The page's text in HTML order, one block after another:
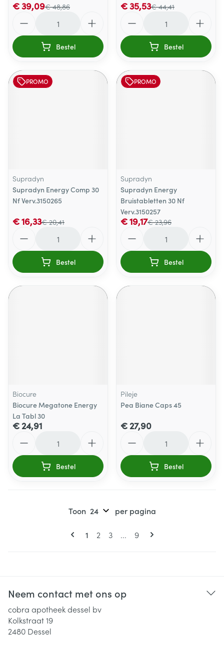
€ 48,86
€ 39,09
Bestel
€ 44,41
€ 35,53
Bestel
PROMO
Supradyn
Supradyn Energy Comp 30
Nf Verv.3150265
€ 20,41
€ 16,33
Bestel
PROMO
Supradyn
Supradyn Energy
Bruistabletten 30 Nf
Verv.3150257
€ 23,96
€ 19,17
Bestel
Biocure
Biocure Megatone Energy
La Tabl 30
€ 24,91
Bestel
Pileje
Pea Biane Caps 45
€ 27,90
Bestel
Pagina's
U lees momenteel pagina
1 Pagina
2 Pagina
3 ... Pagina
9
Toon per pagina
Neem contact met ons op
cobra apotheek dessel bv
Kolkstraat 19
2480 Dessel